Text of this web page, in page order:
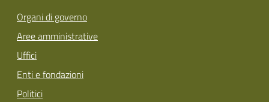
Organi di governo
Aree amministrative
Uffici
Enti e fondazioni
Politici